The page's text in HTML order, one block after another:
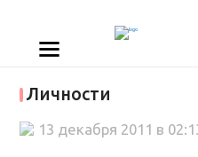
Личности
13 декабря 2011 в